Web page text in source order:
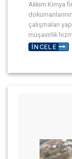
Akkim Kimya
çalışmaları
müşavirlik
İNCELE